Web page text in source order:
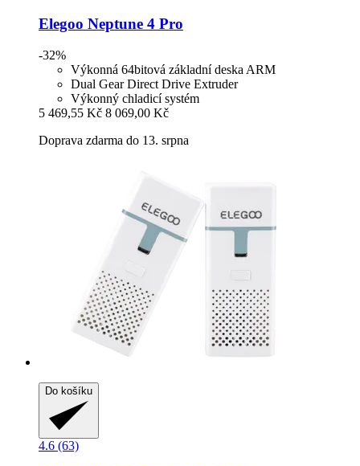
Elegoo Neptune 4 Pro
-32%
Výkonná 64bitová základní deska ARM
Dual Gear Direct Drive Extruder
Výkonný chladicí systém
5 469,55 Kč 8 069,00 Kč
Doprava zdarma do 13. srpna
Do košíku
4.6 (63)